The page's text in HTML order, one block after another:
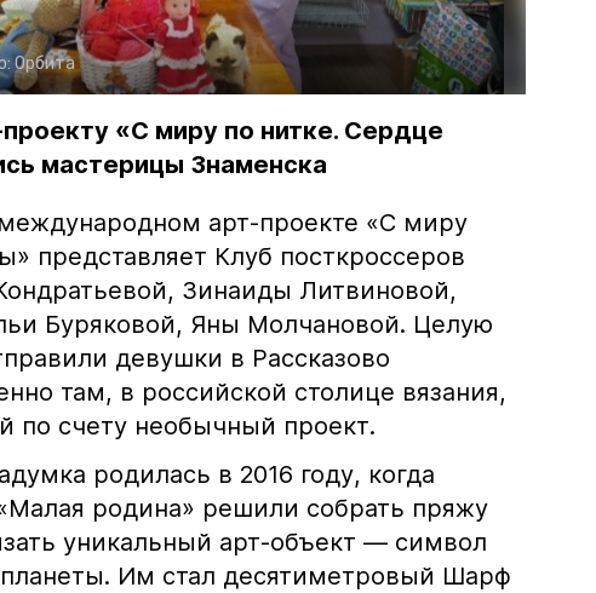
Орбита
«С миру по нитке. Сердце
мастерицы Знаменска
арт-проекте «С миру
представляет Клуб посткроссеров
Зинаиды Литвиновой,
Буряковой, Яны Молчановой. Целую
девушки в Рассказово
там, в российской столице вязания,
по счету необычный проект.
родилась в 2016 году, когда
родина» решили собрать пряжу
уникальный арт-объект — символ
Им стал десятиметровый Шарф